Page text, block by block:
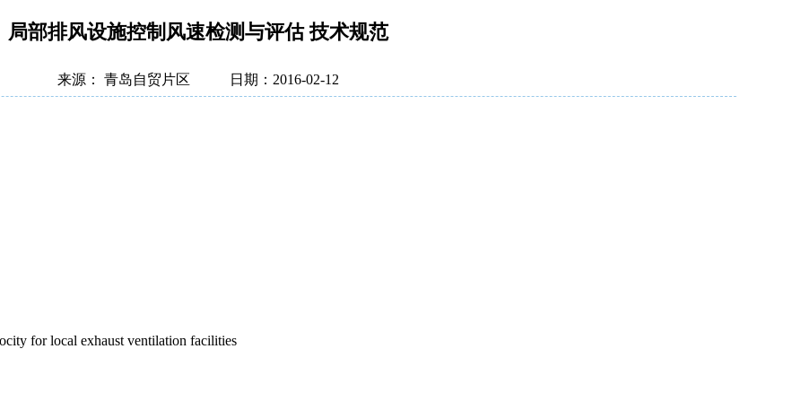
局部排风设施控制风速检测与评估 技术规范
来源： 青岛自贸片区 日期：2016-02-12
for local exhaust ventilation facilities